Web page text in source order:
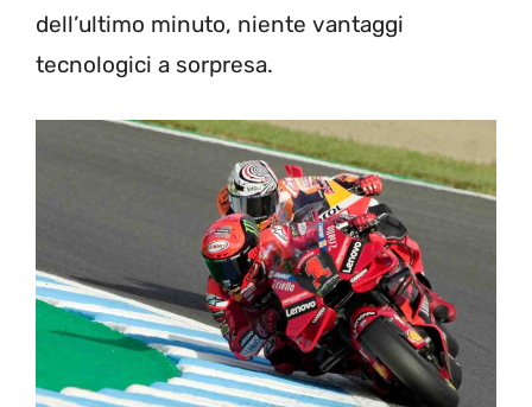
dell’ultimo minuto, niente vantaggi
tecnologici a sorpresa.